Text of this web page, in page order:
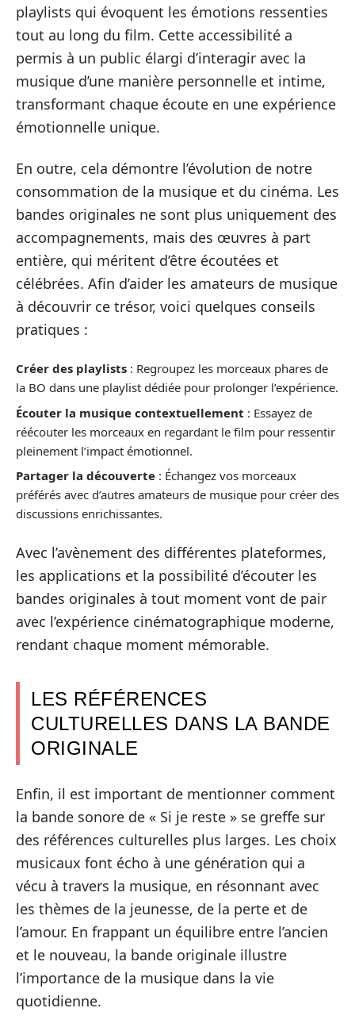
playlists qui évoquent les émotions ressenties
tout au long du film. Cette accessibilité a
permis à un public élargi d’interagir avec la
musique d’une manière personnelle et intime,
transformant chaque écoute en une expérience
émotionnelle unique.
En outre, cela démontre l’évolution de notre
consommation de la musique et du cinéma. Les
bandes originales ne sont plus uniquement des
accompagnements, mais des œuvres à part
entière, qui méritent d’être écoutées et
célébrées. Afin d’aider les amateurs de musique
à découvrir ce trésor, voici quelques conseils
pratiques :
Créer des playlists : Regroupez les morceaux phares de
la BO dans une playlist dédiée pour prolonger l’expérience.
Écouter la musique contextuellement : Essayez de
réécouter les morceaux en regardant le film pour ressentir
pleinement l’impact émotionnel.
Partager la découverte : Échangez vos morceaux
préférés avec d’autres amateurs de musique pour créer des
discussions enrichissantes.
Avec l’avènement des différentes plateformes,
les applications et la possibilité d’écouter les
bandes originales à tout moment vont de pair
avec l’expérience cinématographique moderne,
rendant chaque moment mémorable.
LES RÉFÉRENCES
CULTURELLES DANS LA BANDE
ORIGINALE
Enfin, il est important de mentionner comment
la bande sonore de « Si je reste » se greffe sur
des références culturelles plus larges. Les choix
musicaux font écho à une génération qui a
vécu à travers la musique, en résonnant avec
les thèmes de la jeunesse, de la perte et de
l’amour. En frappant un équilibre entre l’ancien
et le nouveau, la bande originale illustre
l’importance de la musique dans la vie
quotidienne.